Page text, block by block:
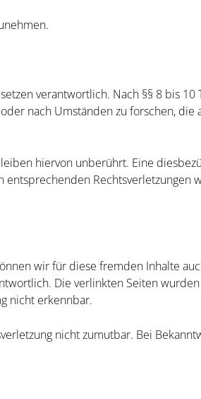
verantwortlich. Nach §§ 8 bis 10
nach Umständen zu forschen, die
hiervon unberührt. Eine
Rechtsverletzungen
wir für diese fremden Inhalte
Die verlinkten Seiten
nicht erkennbar.
nicht zumutbar. Bei